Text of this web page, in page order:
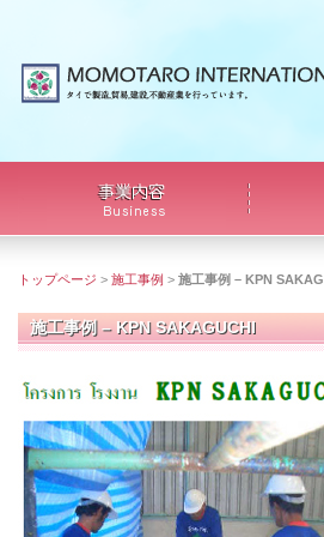
トップページ > 施工事例 > 施工事例 – KPN
施工事例 – KPN SAKAGUCHI